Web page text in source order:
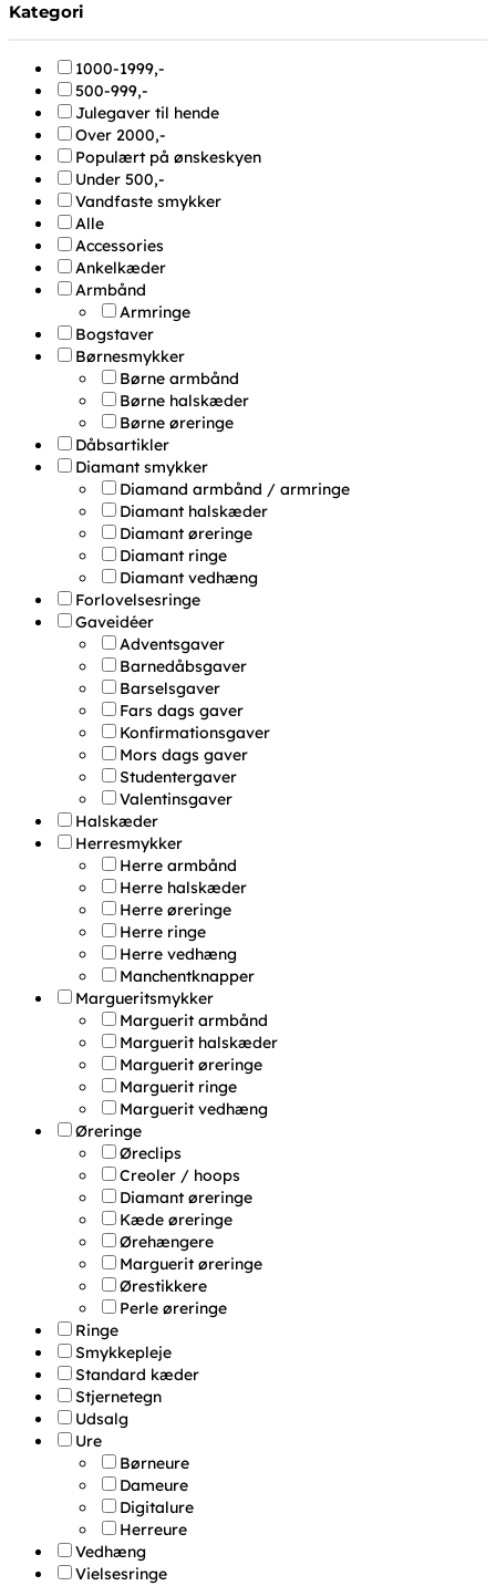
Kategori
1000-1999,-
500-999,-
Julegaver til hende
Over 2000,-
Populært på ønskeskyen
Under 500,-
Vandfaste smykker
Alle
Accessories
Ankelkæder
Armbånd
Armringe
Bogstaver
Børnesmykker
Børne armbånd
Børne halskæder
Børne øreringe
Dåbsartikler
Diamant smykker
Diamand armbånd / armringe
Diamant halskæder
Diamant øreringe
Diamant ringe
Diamant vedhæng
Forlovelsesringe
Gaveidéer
Adventsgaver
Barnedåbsgaver
Barselsgaver
Fars dags gaver
Konfirmationsgaver
Mors dags gaver
Studentergaver
Valentinsgaver
Halskæder
Herresmykker
Herre armbånd
Herre halskæder
Herre øreringe
Herre ringe
Herre vedhæng
Manchentknapper
Margueritsmykker
Marguerit armbånd
Marguerit halskæder
Marguerit øreringe
Marguerit ringe
Marguerit vedhæng
Øreringe
Øreclips
Creoler / hoops
Diamant øreringe
Kæde øreringe
Ørehængere
Marguerit øreringe
Ørestikkere
Perle øreringe
Ringe
Smykkepleje
Standard kæder
Stjernetegn
Udsalg
Ure
Børneure
Dameure
Digitalure
Herreure
Vedhæng
Vielsesringe